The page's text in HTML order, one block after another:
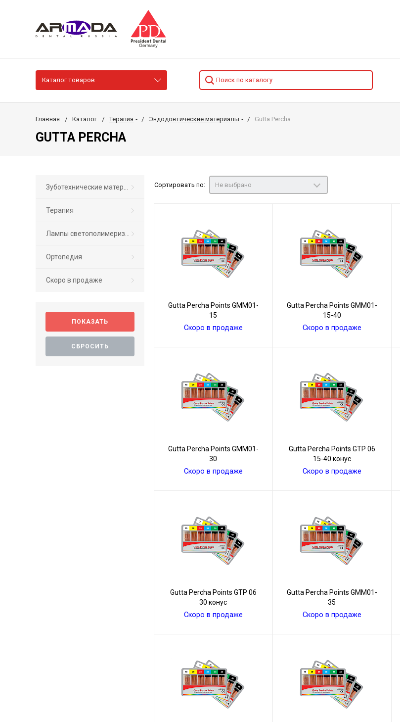
Каталог товаров
Главная Каталог Терапия Эндодонтические материалы Gutta Percha
GUTTA PERCHA
Терапия
Ортопедия
Скоро в продаже
Сортировать по: Не выбрано
Gutta Percha Points GMM01-
15
Скоро в продаже
Gutta Percha Points GMM01-
15-40
Скоро в продаже
Gutta Percha Points GMM01-
30
Скоро в продаже
Gutta Percha Points GТР 06
15-40 конус
Скоро в продаже
Gutta Percha Points GТР 06
30 конус
Скоро в продаже
Gutta Percha Points GMM01-
35
Скоро в продаже